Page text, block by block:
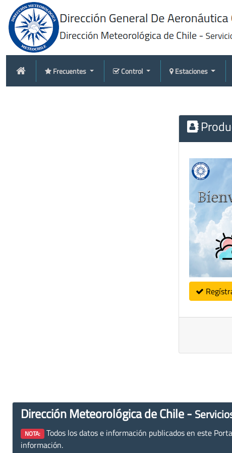
Frecuentes Control Estaciones
Dirección Meteorológica de Chile -
NOTA: Todos los datos e información publicados en este
información.